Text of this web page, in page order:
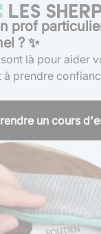
prof
? ✨
là pour aider
à prendre
un cours